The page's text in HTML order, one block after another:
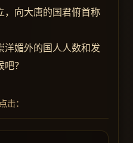
，向大唐的国君俯首称
洋媚外的国人人数和发
？
击：